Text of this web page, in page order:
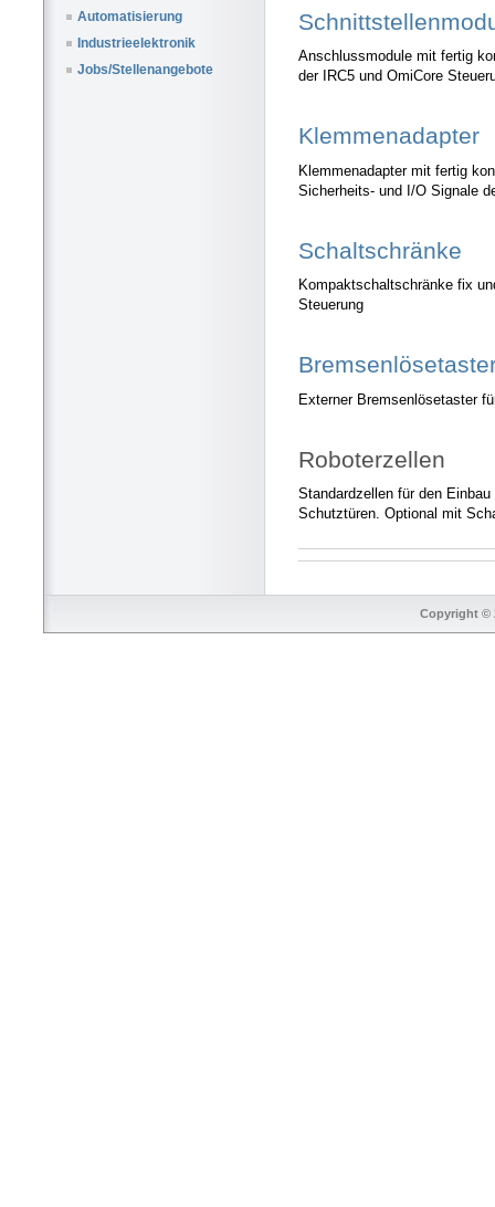
Automatisierung
Industrieelektronik
Jobs/Stellenangebote
Anschlussmodule mit fertig
der IRC5 und OmiCore
Klemmenadapter
Klemmenadapter mit fertig
Sicherheits- und I/O Signale
Schaltschränke
Kompaktschaltschränke fix
Steuerung
Externer Bremsenlösetaster
Roboterzellen
Standardzellen für den
Schutztüren. Optional mit
Copyright ©